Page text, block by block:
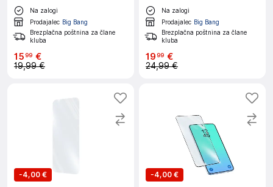
Na zalogi
Prodajalec Big Bang
Brezplačna poštnina za člane
kluba
1599 €
19,99 €
Na zalogi
Prodajalec Big Bang
Brezplačna poštnina za člane
kluba
1999 €
24,99 €
-4,00 €
-4,00 €